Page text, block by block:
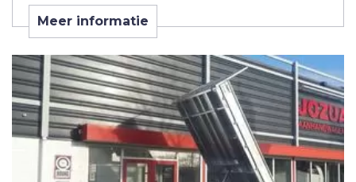
Meer informatie